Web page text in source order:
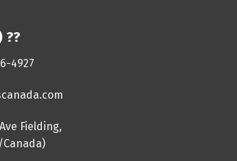
??
4927
Fielding,
Canada)